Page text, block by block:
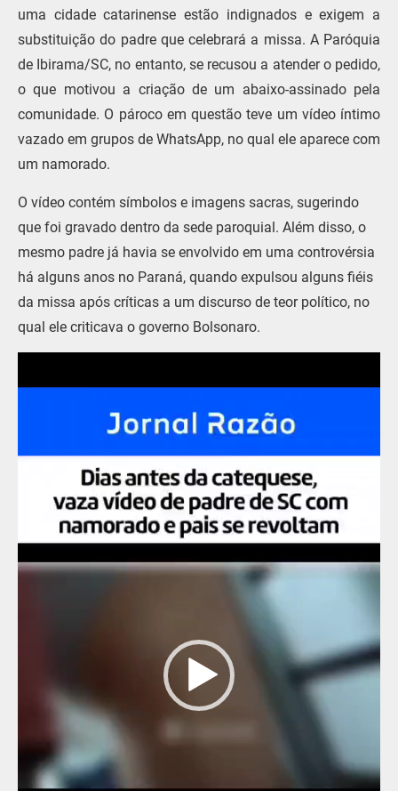
uma cidade catarinense estão indignados e exigem a
substituição do padre que celebrará a missa. A Paróquia
de Ibirama/SC, no entanto, se recusou a atender o pedido,
o que motivou a criação de um abaixo-assinado pela
comunidade. O pároco em questão teve um vídeo íntimo
vazado em grupos de WhatsApp, no qual ele aparece com
um namorado.
O vídeo contém símbolos e imagens sacras, sugerindo
que foi gravado dentro da sede paroquial. Além disso, o
mesmo padre já havia se envolvido em uma controvérsia
há alguns anos no Paraná, quando expulsou alguns fiéis
da missa após críticas a um discurso de teor político, no
qual ele criticava o governo Bolsonaro.
de